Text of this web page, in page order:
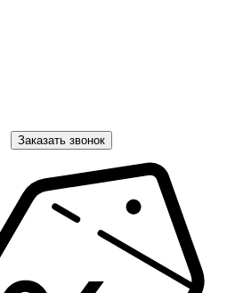
Заказать звонок